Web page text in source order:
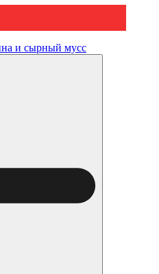
и сырный мусс